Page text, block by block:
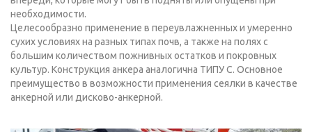
необходимости.
Целесообразно применение в переувлажненных и умеренно
сухих условиях на разных типах почв, а также на полях с
большим количеством пожнивных остатков и покровных
культур. Конструкция анкера аналогична ТИПУ C. Основное
преимущество в возможности применения сеялки в качестве
анкерной или дисково-анкерной.